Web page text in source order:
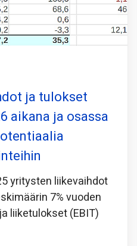
ja tulokset
aikana ja osassa
yritysten liikevaihdot
7% vuoden
liiketulokset (EBIT)